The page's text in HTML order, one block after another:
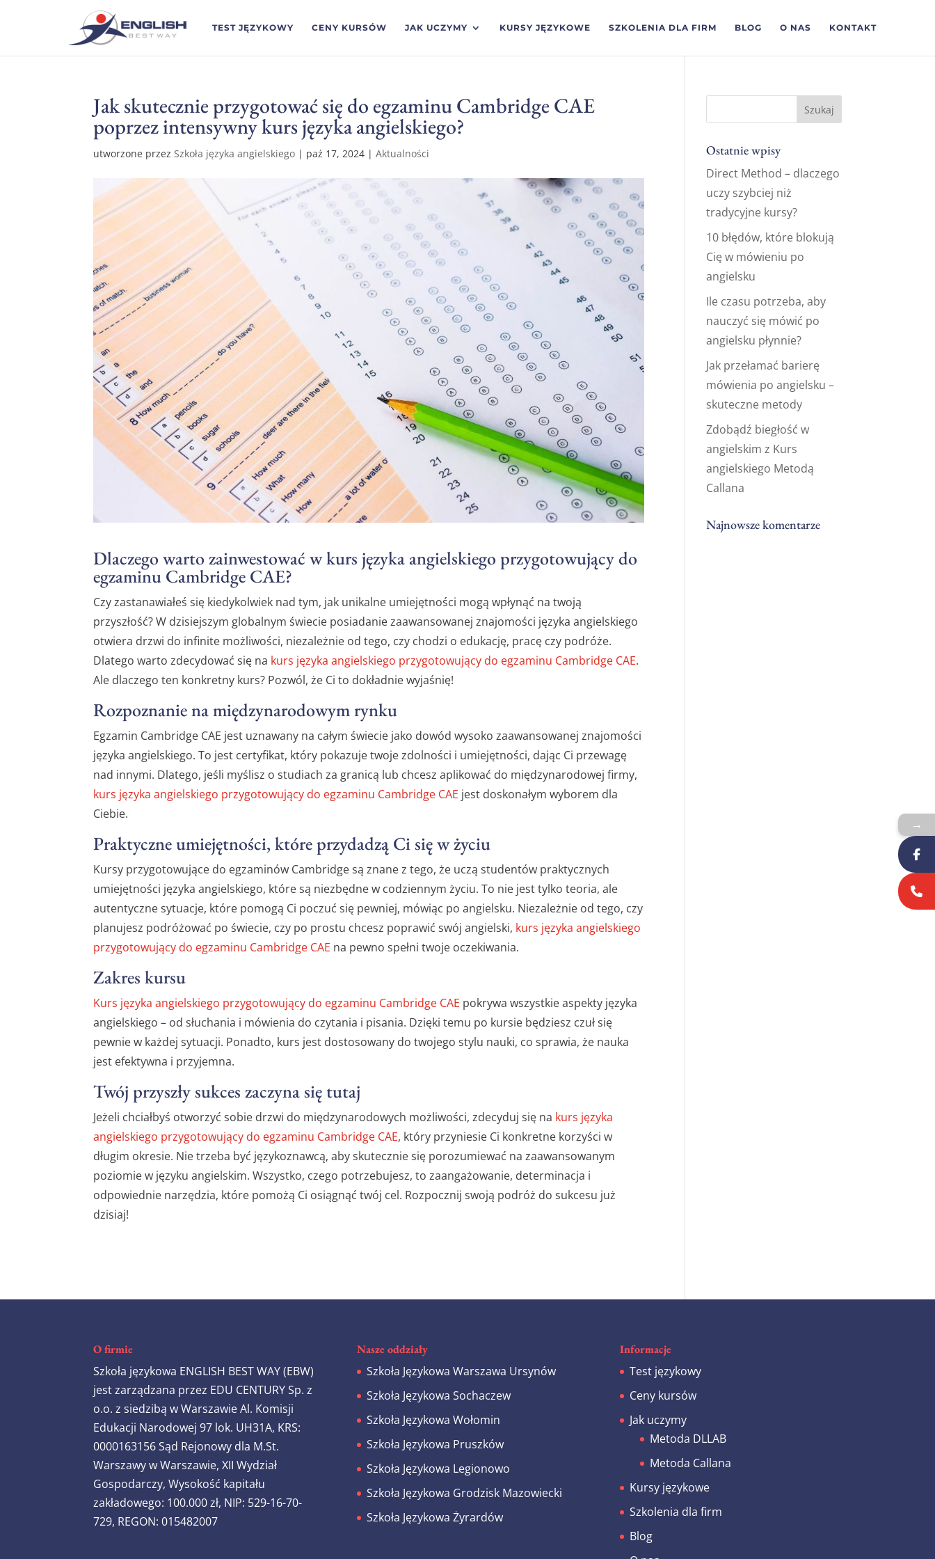
TEST JĘZYKOWY CENY KURSÓW JAK UCZYMY KURSY JĘZYKOWE SZKOLENIA DLA FIRM BLOG O NAS KONTAKT
Jak skutecznie przygotować się do egzaminu Cambridge CAE
poprzez intensywny kurs języka angielskiego?
utworzone przezSzkoła języka angielskiego | paź 17, 2024 |Aktualności
Dlaczego warto zainwestować w kurs języka angielskiego przygotowujący do
egzaminu Cambridge CAE?
Czy zastanawiałeś się kiedykolwiek nad tym, jak unikalne umiejętności mogą wpłynąć na twoją
przyszłość? W dzisiejszym globalnym świecie posiadanie zaawansowanej znajomości języka angielskiego
otwiera drzwi do infinite możliwości, niezależnie od tego, czy chodzi o edukację, pracę czy podróże.
Dlatego warto zdecydować się na kurs języka angielskiego przygotowujący do egzaminu Cambridge CAE.
Ale dlaczego ten konkretny kurs? Pozwól, że Ci to dokładnie wyjaśnię!
Rozpoznanie na międzynarodowym rynku
Egzamin Cambridge CAE jest uznawany na całym świecie jako dowód wysoko zaawansowanej znajomości
języka angielskiego. To jest certyfikat, który pokazuje twoje zdolności i umiejętności, dając Ci przewagę
nad innymi. Dlatego, jeśli myślisz o studiach za granicą lub chcesz aplikować do międzynarodowej firmy,
kurs języka angielskiego przygotowujący do egzaminu Cambridge CAE jest doskonałym wyborem dla
Ciebie.
Praktyczne umiejętności, które przydadzą Ci się w życiu
Kursy przygotowujące do egzaminów Cambridge są znane z tego, że uczą studentów praktycznych
umiejętności języka angielskiego, które są niezbędne w codziennym życiu. To nie jest tylko teoria, ale
autentyczne sytuacje, które pomogą Ci poczuć się pewniej, mówiąc po angielsku. Niezależnie od tego, czy
planujesz podróżować po świecie, czy po prostu chcesz poprawić swój angielski, kurs języka angielskiego
przygotowujący do egzaminu Cambridge CAE na pewno spełni twoje oczekiwania.
Zakres kursu
Kurs języka angielskiego przygotowujący do egzaminu Cambridge CAE pokrywa wszystkie aspekty języka
angielskiego – od słuchania i mówienia do czytania i pisania. Dzięki temu po kursie będziesz czuł się
pewnie w każdej sytuacji. Ponadto, kurs jest dostosowany do twojego stylu nauki, co sprawia, że nauka
jest efektywna i przyjemna.
Twój przyszły sukces zaczyna się tutaj
Jeżeli chciałbyś otworzyć sobie drzwi do międzynarodowych możliwości, zdecyduj się na kurs języka
angielskiego przygotowujący do egzaminu Cambridge CAE, który przyniesie Ci konkretne korzyści w
długim okresie. Nie trzeba być językoznawcą, aby skutecznie się porozumiewać na zaawansowanym
poziomie w języku angielskim. Wszystko, czego potrzebujesz, to zaangażowanie, determinacja i
odpowiednie narzędzia, które pomożą Ci osiągnąć twój cel. Rozpocznij swoją podróż do sukcesu już
dzisiaj!
Ostatnie wpisy
Direct Method – dlaczego
uczy szybciej niż
tradycyjne kursy?
10 błędów, które blokują
Cię w mówieniu po
angielsku
Ile czasu potrzeba, aby
nauczyć się mówić po
angielsku płynnie?
Jak przełamać barierę
mówienia po angielsku –
skuteczne metody
Zdobądź biegłość w
angielskim z Kurs
angielskiego Metodą
Callana
Najnowsze komentarze
O firmie
Szkoła językowa ENGLISH BEST WAY (EBW)
jest zarządzana przez EDU CENTURY Sp. z
o.o. z siedzibą w Warszawie Al. Komisji
Edukacji Narodowej 97 lok. UH31A, KRS:
0000163156 Sąd Rejonowy dla M.St.
Warszawy w Warszawie, XII Wydział
Gospodarczy, Wysokość kapitału
zakładowego: 100.000 zł, NIP: 529-16-70-
729, REGON: 015482007
Nasze oddziały
Szkoła Językowa Warszawa Ursynów
Szkoła Językowa Sochaczew
Szkoła Językowa Wołomin
Szkoła Językowa Pruszków
Szkoła Językowa Legionowo
Szkoła Językowa Grodzisk Mazowiecki
Szkoła Językowa Żyrardów
Informacje
Test językowy
Ceny kursów
Jak uczymy
Metoda DLLAB
Metoda Callana
Kursy językowe
Szkolenia dla firm
Blog
→